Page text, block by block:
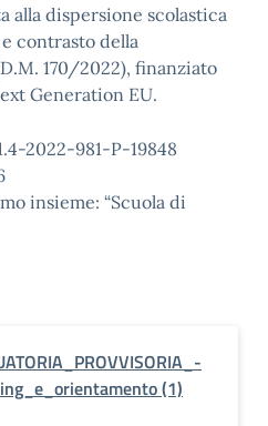
alla dispersione scolastica
contrasto della
170/2022), finanziato
Generation EU.
2022-981-P-19848
insieme: “Scuola di
(1)